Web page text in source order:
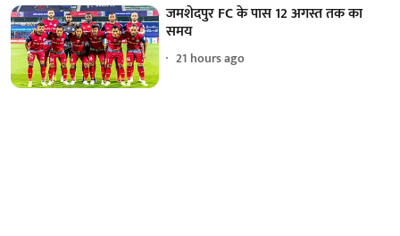
जमशेदपुर FC के पास 12 अगस्त तक का
समय
21 hours ago